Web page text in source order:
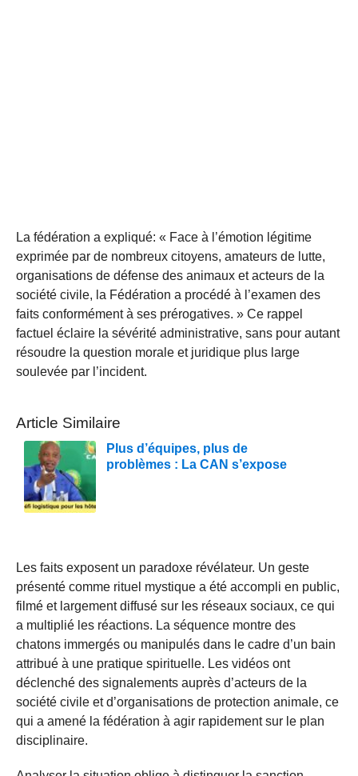
La fédération a expliqué: « Face à l’émotion légitime
exprimée par de nombreux citoyens, amateurs de lutte,
organisations de défense des animaux et acteurs de la
société civile, la Fédération a procédé à l’examen des
faits conformément à ses prérogatives. » Ce rappel
factuel éclaire la sévérité administrative, sans pour autant
résoudre la question morale et juridique plus large
soulevée par l’incident.
Article Similaire
Plus d’équipes, plus de
problèmes : La CAN s’expose
Les faits exposent un paradoxe révélateur. Un geste
présenté comme rituel mystique a été accompli en public,
filmé et largement diffusé sur les réseaux sociaux, ce qui
a multiplié les réactions. La séquence montre des
chatons immergés ou manipulés dans le cadre d’un bain
attribué à une pratique spirituelle. Les vidéos ont
déclenché des signalements auprès d’acteurs de la
société civile et d’organisations de protection animale, ce
qui a amené la fédération à agir rapidement sur le plan
disciplinaire.